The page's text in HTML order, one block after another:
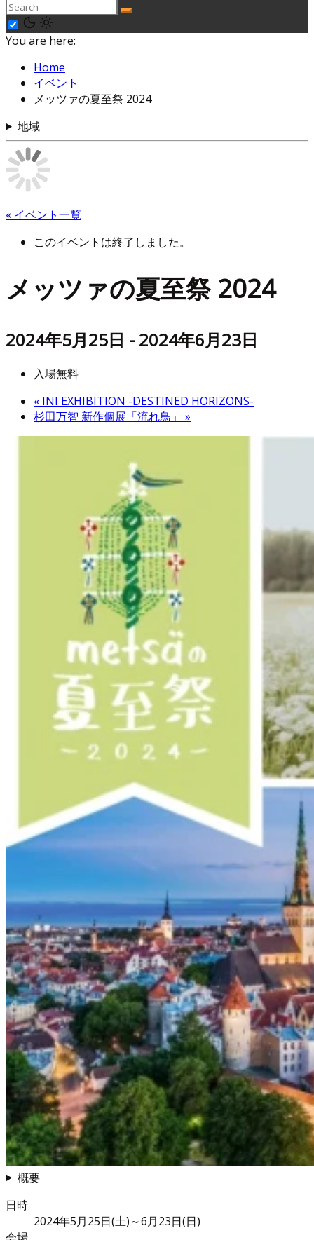
You are here:
Home
イベント
メッツァの夏至祭 2024
地域
« イベント一覧
このイベントは終了しました。
メッツァの夏至祭 2024
2024年5月25日 - 2024年6月23日
入場無料
« INI EXHIBITION -DESTINED HORIZONS-
杉田万智 新作個展「流れ鳥」 »
概要
日時
2024年5月25日(土)～6月23日(日)